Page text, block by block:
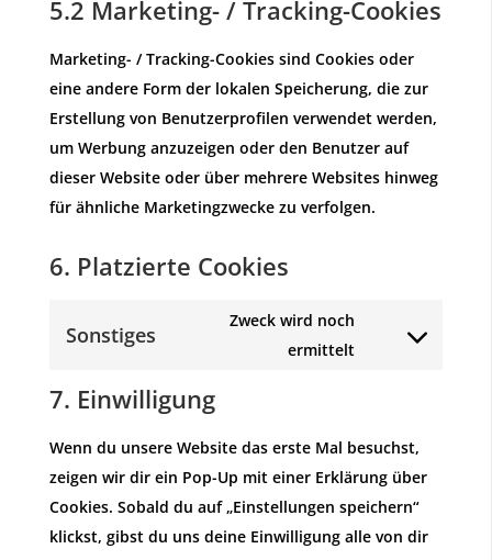
5.2 Marketing- / Tracking-Cookies
Marketing- / Tracking-Cookies sind Cookies oder
eine andere Form der lokalen Speicherung, die zur
Erstellung von Benutzerprofilen verwendet werden,
um Werbung anzuzeigen oder den Benutzer auf
dieser Website oder über mehrere Websites hinweg
für ähnliche Marketingzwecke zu verfolgen.
6. Platzierte Cookies
Sonstiges
Zweck wird noch
ermittelt
Consent
sonstiges
7. Einwilligung
Wenn du unsere Website das erste Mal besuchst,
zeigen wir dir ein Pop-Up mit einer Erklärung über
Cookies. Sobald du auf „Einstellungen speichern“
klickst, gibst du uns deine Einwilligung alle von dir